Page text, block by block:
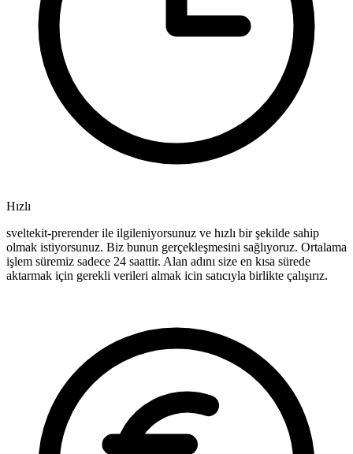
Hızlı
sveltekit-prerender ile ilgileniyorsunuz ve hızlı bir şekilde sahip
olmak istiyorsunuz. Biz bunun gerçekleşmesini sağlıyoruz. Ortalama
işlem süremiz sadece 24 saattir. Alan adını size en kısa sürede
aktarmak için gerekli verileri almak icin satıcıyla birlikte çalışırız.